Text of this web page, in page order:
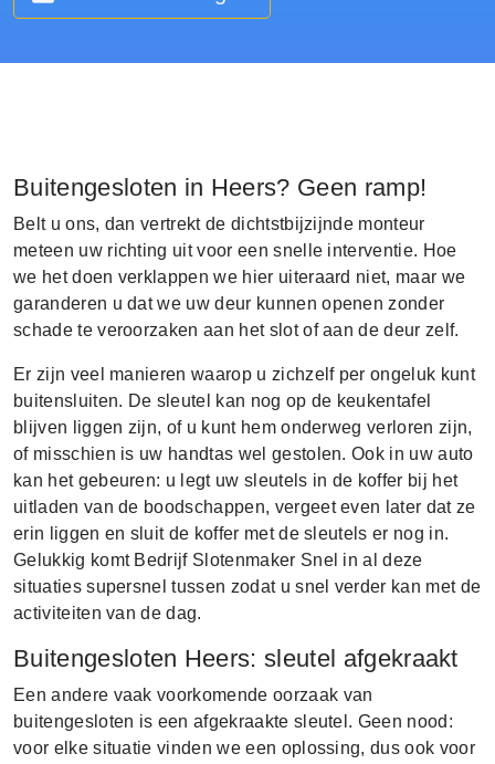
Buitengesloten in Heers? Geen ramp!
Belt u ons, dan vertrekt de dichtstbijzijnde monteur
meteen uw richting uit voor een snelle interventie. Hoe
we het doen verklappen we hier uiteraard niet, maar we
garanderen u dat we uw deur kunnen openen zonder
schade te veroorzaken aan het slot of aan de deur zelf.
Er zijn veel manieren waarop u zichzelf per ongeluk kunt
buitensluiten. De sleutel kan nog op de keukentafel
blijven liggen zijn, of u kunt hem onderweg verloren zijn,
of misschien is uw handtas wel gestolen. Ook in uw auto
kan het gebeuren: u legt uw sleutels in de koffer bij het
uitladen van de boodschappen, vergeet even later dat ze
erin liggen en sluit de koffer met de sleutels er nog in.
Gelukkig komt Bedrijf Slotenmaker Snel in al deze
situaties supersnel tussen zodat u snel verder kan met de
activiteiten van de dag.
Buitengesloten Heers: sleutel afgekraakt
Een andere vaak voorkomende oorzaak van
buitengesloten is een afgekraakte sleutel. Geen nood:
voor elke situatie vinden we een oplossing, dus ook voor